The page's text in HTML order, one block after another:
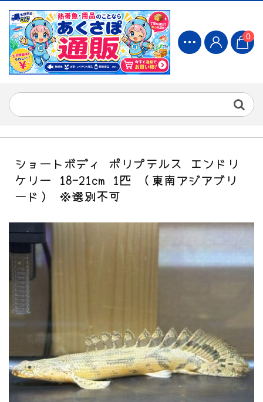
0
ショートボディ ポリプテルス エンドリ
ケリー 18-21cm 1匹 （東南アジアブリ
ード） ※選別不可